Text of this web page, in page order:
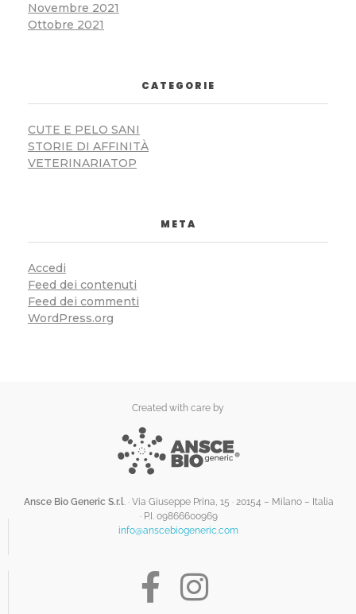
Novembre 2021
Ottobre 2021
CATEGORIE
CUTE E PELO SANI
STORIE DI AFFINITÀ
VETERINARIATOP
META
Accedi
Feed dei contenuti
Feed dei commenti
WordPress.org
Created with care by
Ansce Bio Generic S.r.l. · Via Giuseppe Prina, 15 · 20154 – Milano – Italia
· P.I. 09866600969
info@anscebiogeneric.com